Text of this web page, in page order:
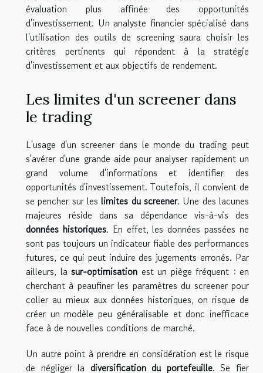
évaluation plus affinée des opportunités
d'investissement. Un analyste financier spécialisé dans
l'utilisation des outils de screening saura choisir les
critères pertinents qui répondent à la stratégie
d'investissement et aux objectifs de rendement.
Les limites d'un screener dans
le trading
L'usage d'un screener dans le monde du trading peut
s'avérer d'une grande aide pour analyser rapidement un
grand volume d'informations et identifier des
opportunités d'investissement. Toutefois, il convient de
se pencher sur leslimites du screener. Une des lacunes
majeures réside dans sa dépendance vis-à-vis des
données historiques. En effet, les données passées ne
sont pas toujours un indicateur fiable des performances
futures, ce qui peut induire des jugements erronés. Par
ailleurs, la sur-optimisation est un piège fréquent : en
cherchant à peaufiner les paramètres du screener pour
coller au mieux aux données historiques, on risque de
créer un modèle peu généralisable et donc inefficace
face à de nouvelles conditions de marché.
Un autre point à prendre en considération est le risque
de négliger la diversification du portefeuille. Se fier